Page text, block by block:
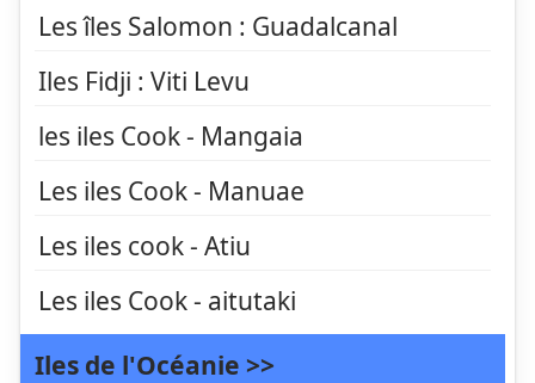
Les îles Salomon : Guadalcanal
Iles Fidji : Viti Levu
les iles Cook - Mangaia
Les iles Cook - Manuae
Les iles cook - Atiu
Les iles Cook - aitutaki
Iles de l'Océanie >>